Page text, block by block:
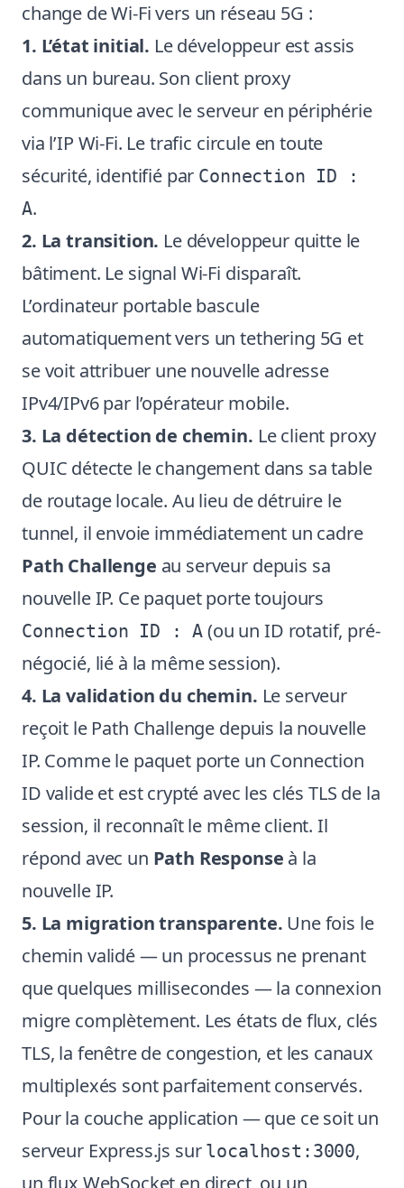
change de Wi-Fi vers un réseau 5G :
1. L’état initial. Le développeur est assis
dans un bureau. Son client proxy
communique avec le serveur en périphérie
via l’IP Wi-Fi. Le trafic circule en toute
sécurité, identifié par Connection ID :
A.
2. La transition. Le développeur quitte le
bâtiment. Le signal Wi-Fi disparaît.
L’ordinateur portable bascule
automatiquement vers un tethering 5G et
se voit attribuer une nouvelle adresse
IPv4/IPv6 par l’opérateur mobile.
3. La détection de chemin. Le client proxy
QUIC détecte le changement dans sa table
de routage locale. Au lieu de détruire le
tunnel, il envoie immédiatement un cadre
Path Challenge au serveur depuis sa
nouvelle IP. Ce paquet porte toujours
Connection ID : A (ou un ID rotatif, pré-
négocié, lié à la même session).
4. La validation du chemin. Le serveur
reçoit le Path Challenge depuis la nouvelle
IP. Comme le paquet porte un Connection
ID valide et est crypté avec les clés TLS de la
session, il reconnaît le même client. Il
répond avec un Path Response à la
nouvelle IP.
5. La migration transparente. Une fois le
chemin validé — un processus ne prenant
que quelques millisecondes — la connexion
migre complètement. Les états de flux, clés
TLS, la fenêtre de congestion, et les canaux
multiplexés sont parfaitement conservés.
Pour la couche application — que ce soit un
serveur Express.js sur localhost:3000,
un flux WebSocket en direct, ou un